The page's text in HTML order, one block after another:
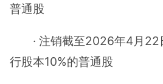
普通股
· 注销截至2026年4月
行股本10%的普通股